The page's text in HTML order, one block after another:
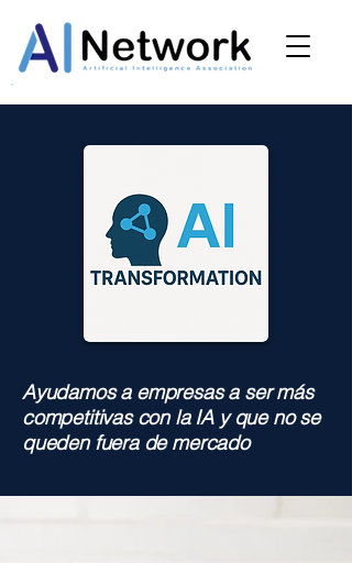
Ayudamos a empresas a ser más
competitivas con la IA y que no se
queden fuera de mercado